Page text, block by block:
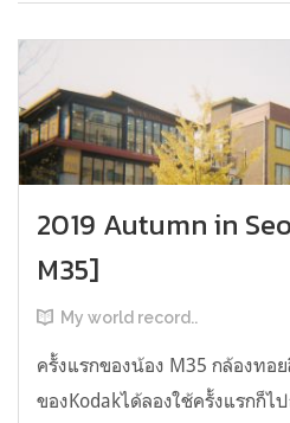
2019 Autumn in
M35]
My world record..
ครั้งแรกของน้อง M35 กล้องทอ
ของKodakได้ลองใช้ครั้งแรกก็ไ